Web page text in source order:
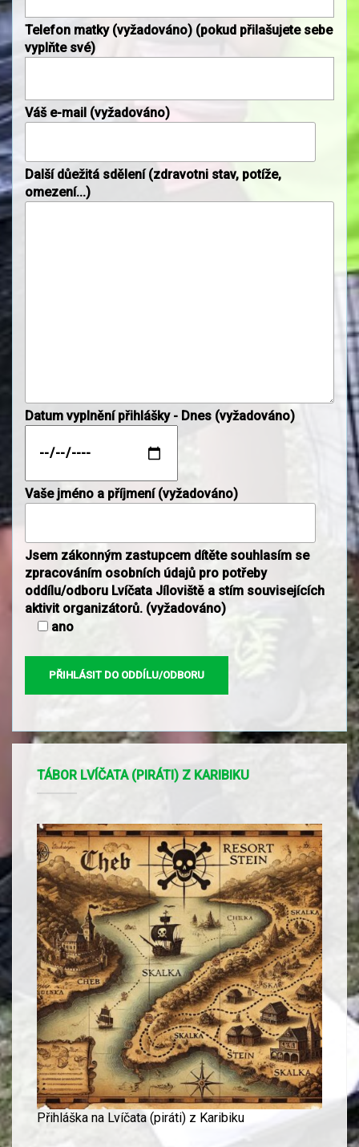
Telefon matky (vyžadováno) (pokud přilašujete sebe
vyplňte své)
Váš e-mail (vyžadováno)
Další důežitá sdělení (zdravotni stav, potíže,
omezení...)
Datum vyplnění přihlášky - Dnes (vyžadováno)
Vaše jméno a příjmení (vyžadováno)
Jsem zákonným zastupcem dítěte souhlasím se
zpracováním osobních údajů pro potřeby
oddílu/odboru Lvíčata Jíloviště a stím souvisejících
aktivit organizátorů. (vyžadováno)
ano
TÁBOR LVÍČATA (PIRÁTI) Z KARIBIKU
Přihláška na Lvíčata (piráti) z Karibiku